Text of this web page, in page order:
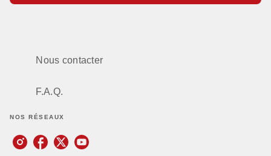
Nous contacter
F.A.Q.
NOS RÉSEAUX